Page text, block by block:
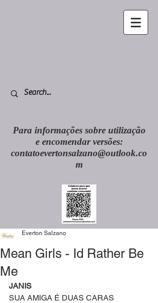
Para informações sobre utilização
e encomendar versões:
contatoevertonsalzano@outlook.co
m
Mean Girls - Id Rather Be
Me
Everton Salzano
JANIS
SUA AMIGA É DUAS CARAS